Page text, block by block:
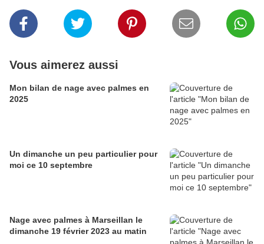
Vous aimerez aussi
Mon bilan de nage avec palmes en
2025
Un dimanche un peu particulier pour
moi ce 10 septembre
Nage avec palmes à Marseillan le
dimanche 19 février 2023 au matin